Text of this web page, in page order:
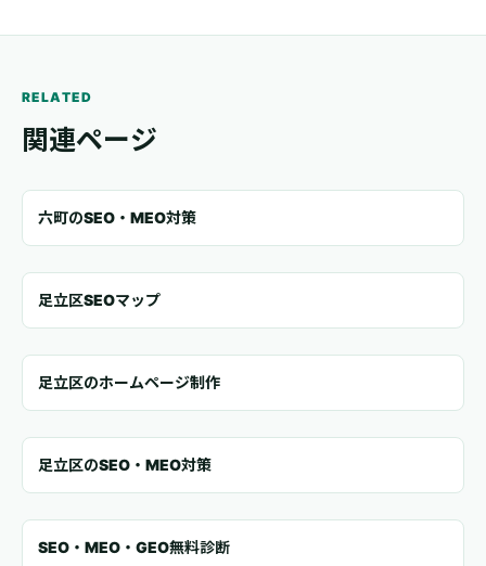
RELATED
関連ページ
六町のSEO・MEO対策
足立区SEOマップ
足立区のホームページ制作
足立区のSEO・MEO対策
SEO・MEO・GEO無料診断